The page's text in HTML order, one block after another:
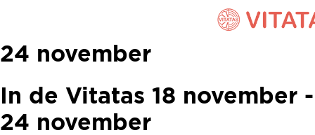
In de Vitatas 18 november -
24 november
In de Vitatas 18 november -
24 november